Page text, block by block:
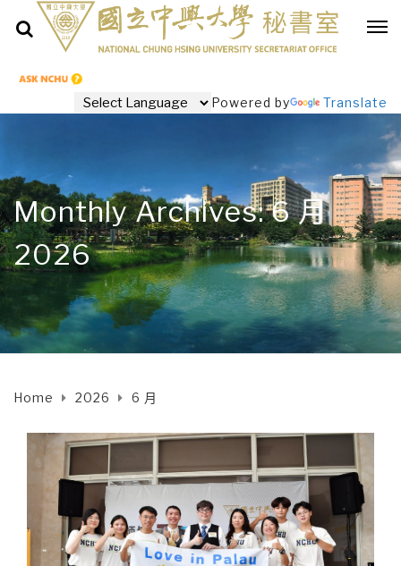
Powered by Translate
Monthly Archives: 6 月
2026
Home 2026 6 月